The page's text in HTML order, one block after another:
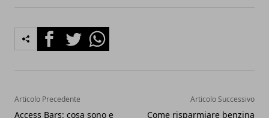
FacebookTwitterWhatsapp
Articolo Precedente
Access Bars: cosa sono e
Articolo Successivo
Come risparmiare benzina